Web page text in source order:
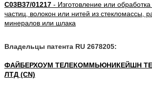
C03B37/01217- Изготовление или
частиц, волокон или нитей из стекломассы,
минералов или шлака
Владельцы патента RU 2678205:
ФАЙБЕРХОУМ ТЕЛЕКОММЬЮНИКЕЙШН
ЛТД (CN)